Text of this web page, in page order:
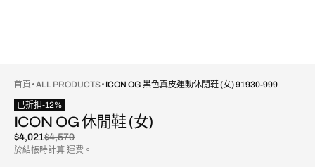
首頁 ALL PRODUCTS ICON OG 黑色真皮運動休閒鞋 (女) 91930-999
已折扣-12%
ICON OG 休閒鞋 (女)
已
折
$4,021
原
價
$4,570
於結帳時計算 運費 。